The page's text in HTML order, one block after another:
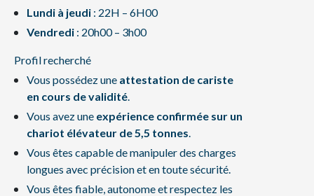
Lundi à jeudi: 22H – 6H00
Vendredi: 20h00 – 3h00
Profil recherché
Vous possédez une attestation de cariste
en cours de validité.
Vous avez une expérience confirmée sur un
chariot élévateur de 5,5 tonnes.
Vous êtes capable de manipuler des charges
longues avec précision et en toute sécurité.
Vous êtes fiable, autonome et respectez les